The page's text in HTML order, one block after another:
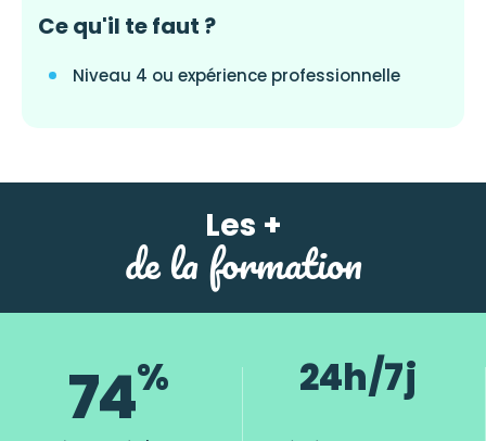
Ce qu'il te faut ?
Niveau 4 ou expérience professionnelle
Les +
de la formation
74% 24 h / 7 j